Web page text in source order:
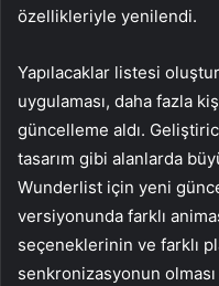
özellikleriyle yenilendi.
Yapılacaklar listesi
uygulaması, daha fazla
güncelleme aldı.
tasarım gibi alanlarda
Wunderlist için yeni
versiyonunda farklı
seçeneklerinin ve farklı
senkronizasyonun